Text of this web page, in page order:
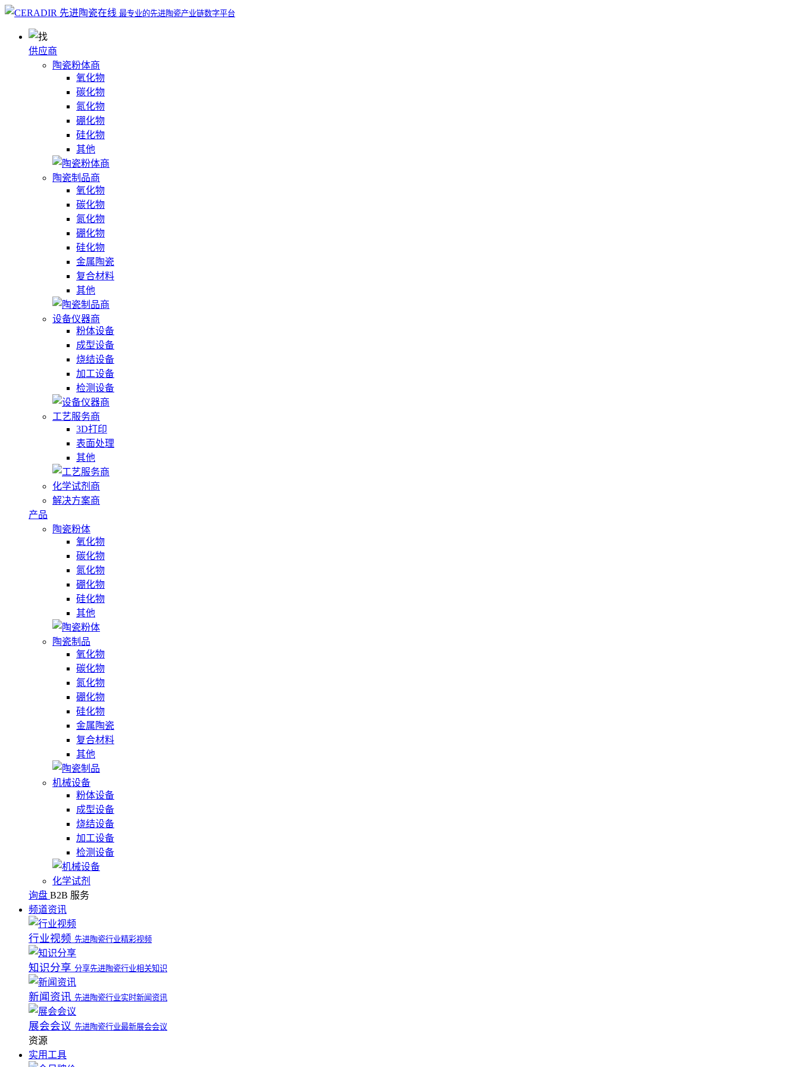
最专业的先进陶瓷产业链数字平台
供应商
陶瓷粉体商
氧化物
碳化物
氮化物
硼化物
硅化物
其他
陶瓷制品商
氧化物
碳化物
氮化物
硼化物
硅化物
金属陶瓷
复合材料
其他
设备仪器商
粉体设备
成型设备
烧结设备
加工设备
检测设备
工艺服务商
3D打印
表面处理
其他
化学试剂商
解决方案商
产品
陶瓷粉体
氧化物
碳化物
氮化物
硼化物
硅化物
其他
陶瓷制品
氧化物
碳化物
氮化物
硼化物
硅化物
金属陶瓷
复合材料
其他
机械设备
粉体设备
成型设备
烧结设备
加工设备
检测设备
化学试剂
询盘 B2B 服务
频道资讯
行业视频 先进陶瓷行业精彩视频
知识分享 分享先进陶瓷行业相关知识
新闻资讯 先进陶瓷行业实时新闻资讯
展会会议 先进陶瓷行业最新展会会议
资源
实用工具